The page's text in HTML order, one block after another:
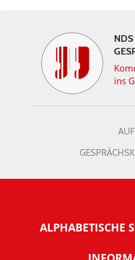
NDS
ins
ALPHABETISCHE